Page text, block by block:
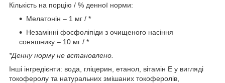
Кількість на порцію / % денної норми:
Мелатонін – 1 мг / *
Незамінні фосфоліпіди з очищеного насіння
соняшнику – 10 мг / *
*Денну норму не встановлено.
Інші інгредієнти: вода, гліцерин, етанол, вітамін Е у вигляді
токоферолу та натуральних змішаних токоферолів,